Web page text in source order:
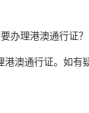
办理港澳通行证？
澳通行证。如